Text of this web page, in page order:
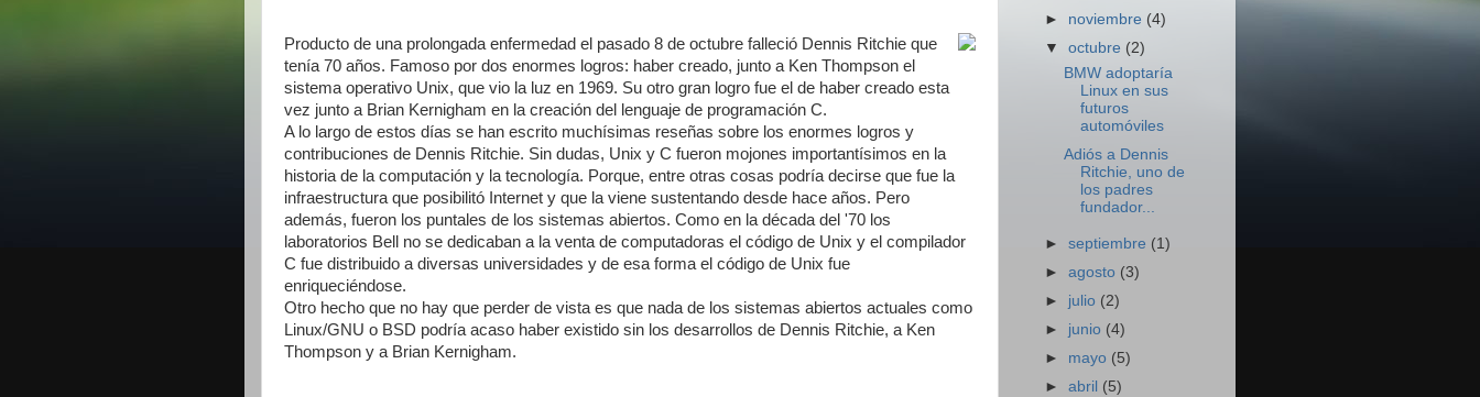
Producto de una prolongada enfermedad el pasado 8 de octubre falleció Dennis Ritchie que
tenía 70 años. Famoso por dos enormes logros: haber creado, junto a Ken Thompson el
sistema operativo Unix, que vio la luz en 1969. Su otro gran logro fue el de haber creado esta
vez junto a Brian Kernigham en la creación del lenguaje de programación C.
A lo largo de estos días se han escrito muchísimas reseñas sobre los enormes logros y
contribuciones de Dennis Ritchie. Sin dudas, Unix y C fueron mojones importantísimos en la
historia de la computación y la tecnología. Porque, entre otras cosas podría decirse que fue la
infraestructura que posibilitó Internet y que la viene sustentando desde hace años. Pero
además, fueron los puntales de los sistemas abiertos. Como en la década del '70 los
laboratorios Bell no se dedicaban a la venta de computadoras el código de Unix y el compilador
C fue distribuido a diversas universidades y de esa forma el código de Unix fue
enriqueciéndose.
Otro hecho que no hay que perder de vista es que nada de los sistemas abiertos actuales como
Linux/GNU o BSD podría acaso haber existido sin los desarrollos de Dennis Ritchie, a Ken
Thompson y a Brian Kernigham.
► noviembre (4)
▼octubre (2)
BMW adoptaría
Linux en sus
futuros
automóviles
Adiós a Dennis
Ritchie, uno de
los padres
fundador...
►septiembre (1)
►agosto (3)
► julio (2)
► junio (4)
► mayo (5)
►abril (5)